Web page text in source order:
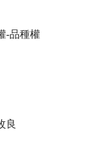
-品種權
良